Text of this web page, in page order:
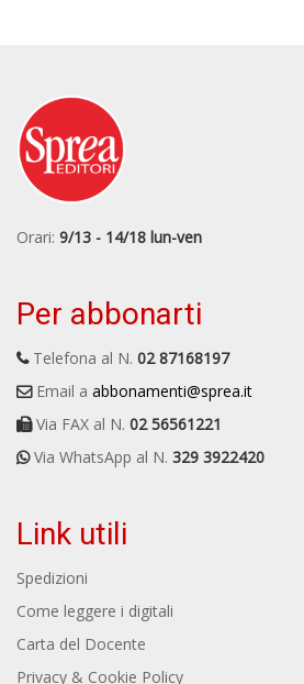
Orari: 9/13 - 14/18 lun-ven
Per abbonarti
Telefona al N. 02 87168197
Email a abbonamenti@sprea.it
Via FAX al N. 02 56561221
Via WhatsApp al N. 329 3922420
Link utili
Spedizioni
Come leggere i digitali
Carta del Docente
Privacy & Cookie Policy